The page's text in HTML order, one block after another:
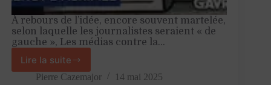
À rebours de l’idée, encore souvent martelée,
selon laquelle les journalistes seraient « de
gauche », Les médias contre la…
Lire la suite
«
Le
Pierre Cazemajor 14 mai 2025